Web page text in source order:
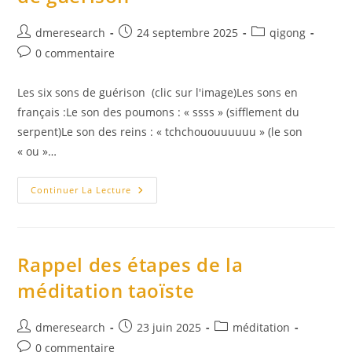
Pieces
Of
Auteur/autrice
de
dmeresearch
Publication
24 septembre 2025
Postqigong
Commentaires
la
publication :
0 commentaire
Les six sons de guérison (clic sur l'image)Les sons en
français :Le son des poumons : « ssss » (sifflement du
serpent)Le son des reins : « tchchououuuuuu » (le son
« ou »…
Continuer La Lecture LUI
ZI
Des
Six
De
Guérison
Rappel des étapes de la
méditation taoïste
Auteur/autrice
de
dmeresearch
Publication
23 juin 2025
Postméditation
Commentaires
0 commentaire